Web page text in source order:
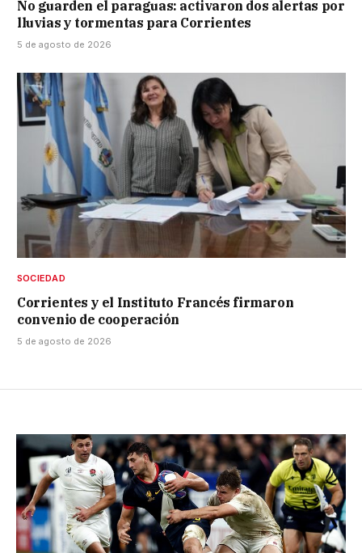
No guarden el paraguas: activaron dos alertas por
lluvias y tormentas para Corrientes
5 de agosto de 2026
SOCIEDAD
Corrientes y el Instituto Francés firmaron
convenio de cooperación
5 de agosto de 2026